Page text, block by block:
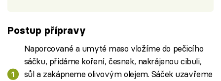
Postup přípravy
Naporcované a umyté maso vložíme do pečicího
sáčku, přidáme koření, česnek, nakrájenou cibuli,
sůl a zakápneme olivovým olejem. Sáček uzavřeme